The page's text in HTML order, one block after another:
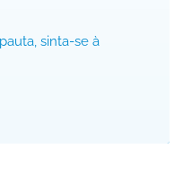
sinta-se à